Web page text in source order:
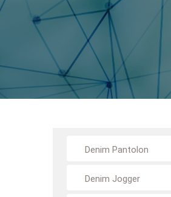
Denim Pantolon
Denim Jogger